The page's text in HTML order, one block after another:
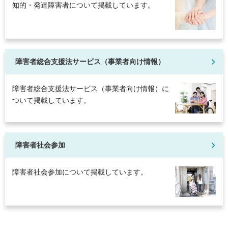
知的・発達障害者について掲載しています。
障害者総合支援法サービス（事業者向け情報）
障害者総合支援法サービス（事業者向け情報）に
ついて掲載しています。
障害者社会参加
障害者社会参加について掲載しています。